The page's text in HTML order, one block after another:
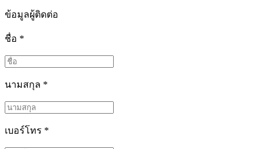
ข้อมูลผู้ติดต่อ
ชื่อ *
นามสกุล *
เบอร์โทร *